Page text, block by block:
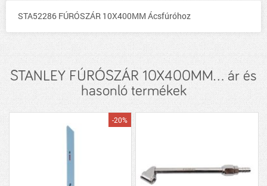
STA52286 FÚRÓSZÁR 10X400MM Ácsfúróhoz
STANLEY FÚRÓSZÁR 10X400MM... ár és
hasonló termékek
-20%